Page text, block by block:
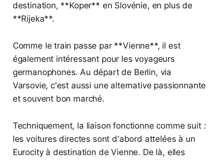
destination, **Koper** en Slovénie, en plus de
**Rijeka**.
Comme le train passe par **Vienne**, il est
également intéressant pour les voyageurs
germanophones. Au départ de Berlin, via
Varsovie, c'est aussi une alternative passionnante
et souvent bon marché.
Techniquement, la liaison fonctionne comme suit :
les voitures directes sont d'abord attelées à un
Eurocity à destination de Vienne. De là, elles